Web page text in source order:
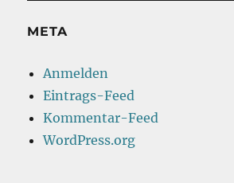
META
Anmelden
Eintrags-Feed
Kommentar-Feed
WordPress.org